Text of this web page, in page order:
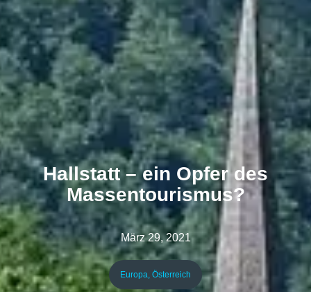
Hallstatt – ein Opfer des
Massentourismus?
März 29, 2021
Europa Österreich